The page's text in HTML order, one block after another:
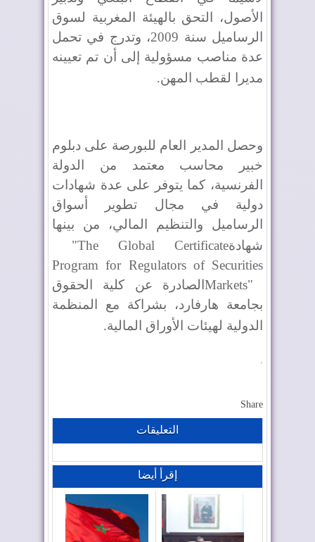
الأصول، التحق بالهيئة المغربية لسوق
الرساميل سنة 2009، وتدرج في تحمل
عدة مناصب مسؤولية إلى أن تم تعيينه
مديرا لقطب المهن.
وحصل المدير العام للبورصة على دبلوم
خبير محاسب معتمد من الدولة
الفرنسية، كما يتوفر على عدة شهادات
دولية في مجال تطوير أسواق
الرساميل والتنظيم المالي، من بينها
شهادة"The Global Certificate
Program for Regulators of Securities
Markets" الصادرة عن كلية الحقوق
بجامعة هارفارد، بشراكة مع المنظمة
الدولية لهيئات الأوراق المالية.
.
Share
التعليقات
إقرأ أيضا